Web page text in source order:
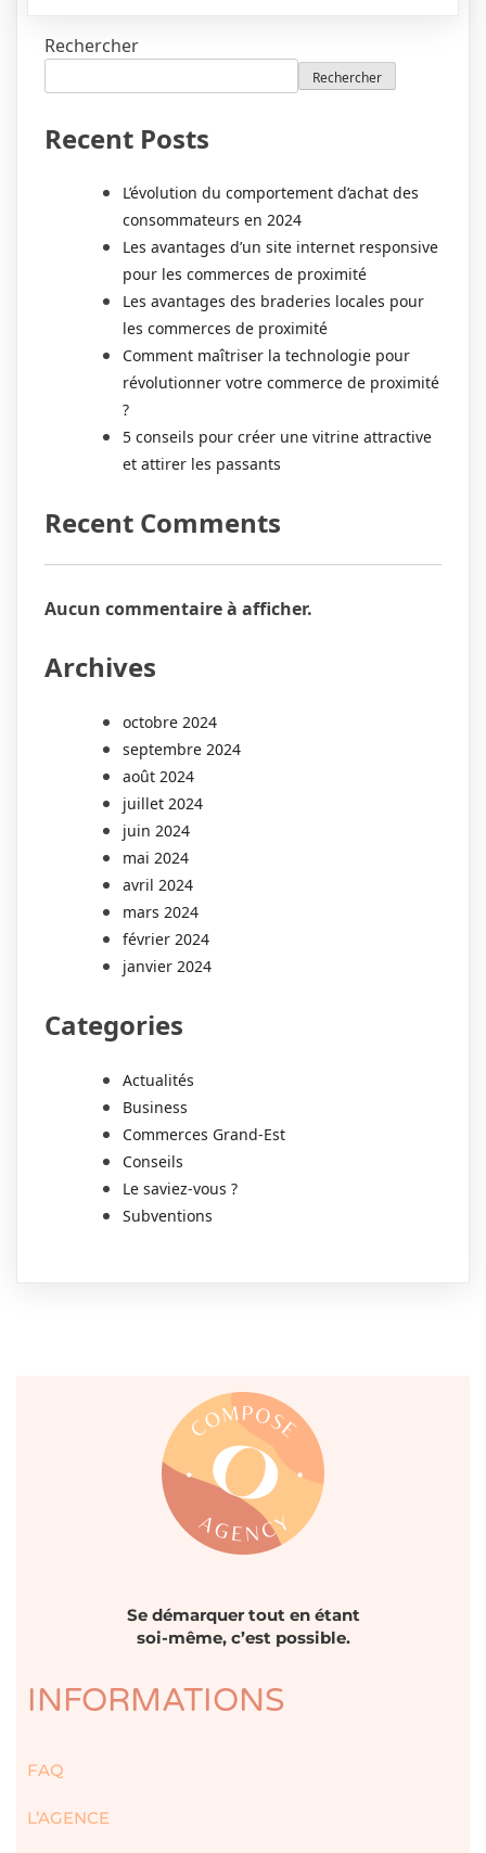
Rechercher
Rechercher
Recent Posts
L’évolution du comportement d’achat des
consommateurs en 2024
Les avantages d’un site internet responsive
pour les commerces de proximité
Les avantages des braderies locales pour
les commerces de proximité
Comment maîtriser la technologie pour
révolutionner votre commerce de proximité
?
5 conseils pour créer une vitrine attractive
et attirer les passants
Recent Comments
Aucun commentaire à afficher.
Archives
octobre 2024
septembre 2024
août 2024
juillet 2024
juin 2024
mai 2024
avril 2024
mars 2024
février 2024
janvier 2024
Categories
Actualités
Business
Commerces Grand-Est
Conseils
Le saviez-vous ?
Subventions
Se démarquer tout en étant
soi-même, c’est possible.
INFORMATIONS
FAQ
L’AGENCE